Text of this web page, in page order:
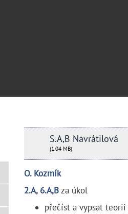
S.A,B Navrátilová
(1.04 MB)
O. Kozmík
2.A, 6.A,Bza úkol
přečíst a vypsat